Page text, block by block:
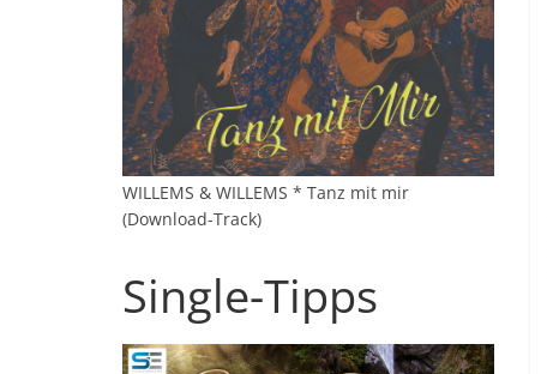
WILLEMS & WILLEMS * Tanz mit mir
(Download-Track)
Single-Tipps